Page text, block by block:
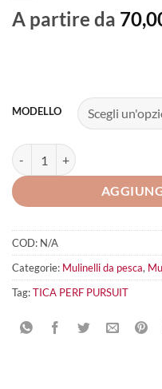
A partire da
MODELLO
TICA PERF Pursuit quantità
COD: N/A
Categorie: Mulinelli da pesca,
Tag:TICA PERF PURSUIT